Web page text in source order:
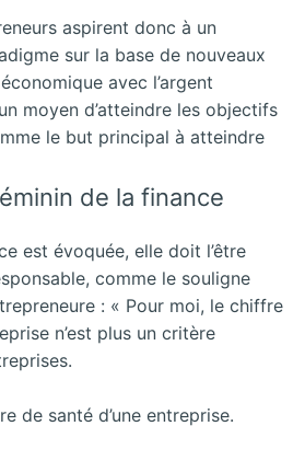
aspirent donc à un
sur la base de nouveaux
avec l’argent
moyen d’atteindre les objectifs
le but principal à atteindre
de la finance
est évoquée, elle doit l’être
comme le souligne
: « Pour moi, le chiffre
n’est plus un critère
de santé d’une entreprise.